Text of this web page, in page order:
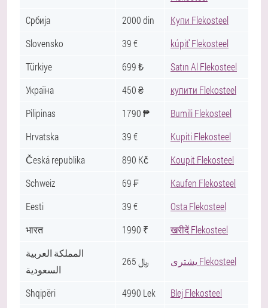
Србија
2000 din
Купи Flekosteel
Slovensko
39 €
kúpiť Flekosteel
Türkiye
699 ₺
Satın Al Flekosteel
Україна
450 ₴
купити Flekosteel
Pilipinas
1790 ₱
Bumili Flekosteel
Hrvatska
39 €
Kupiti Flekosteel
Česká republika
890 Kč
Koupit Flekosteel
Schweiz
69 ₣
Kaufen Flekosteel
Eesti
39 €
Osta Flekosteel
भारत
1990 ₹
खरीदें Flekosteel
المملكة العربية
السعودية
265 ﷼ يشترى Flekosteel
Shqipëri 4990 Lek
Blej Flekosteel